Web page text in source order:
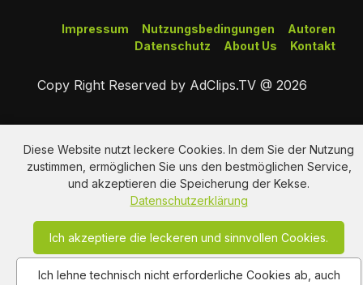
Diese Website nutzt leckere Cookies. In dem Sie der Nutzung
zustimmen, ermöglichen Sie uns den bestmöglichen Service,
und akzeptieren die Speicherung der Kekse.
Datenschutzerklärung
Ich akzeptiere die leckeren und sinnvollen Cookies.
Ich lehne technisch nicht erforderliche Cookies ab, auch
Autoren
Nutzungsbedingungen
Impressum
Kontakt
About Us
Datenschutz
Copy Right Reserved by AdClips.TV @ 2026